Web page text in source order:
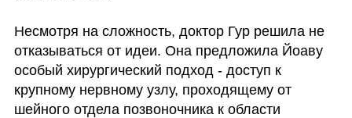
Несмотря на сложность, доктор Гур решила не
отказываться от идеи. Она предложила Йоаву
особый хирургический подход - доступ к
крупному нервному узлу, проходящему от
шейного отдела позвоночника к области